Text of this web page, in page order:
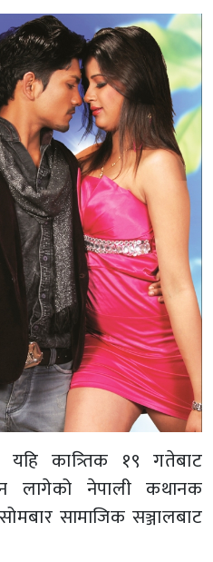
यहि कात्र्तिक १९ गतेबाट
लागेको नेपाली कथानक
सामाजिक सञ्जालबाट